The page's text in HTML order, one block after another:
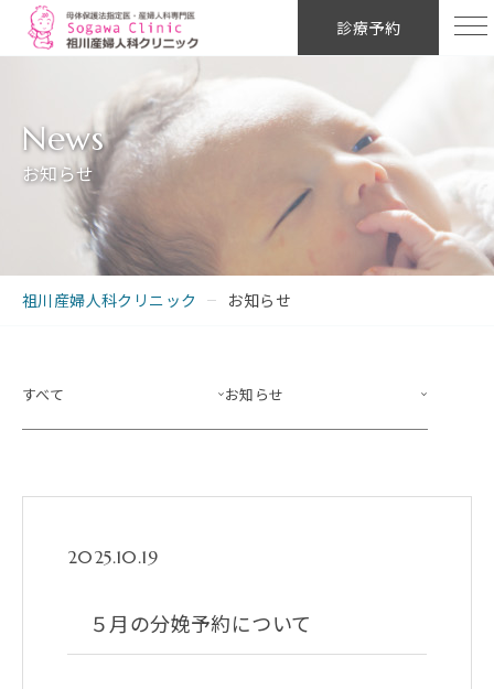
診療予約
お知らせ
祖川産婦人科クリニック お知らせ
すべて お知らせ
2025.10.19
５月の分娩予約について